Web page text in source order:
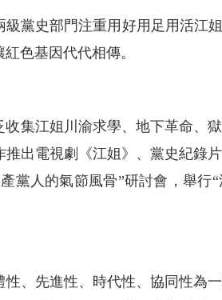
黨史部門注重用好用足用活江
色基因代代相傳。
收集江姐川渝求學、地下革命、
出電視劇《江姐》、黨史紀錄
黨人的氣節風骨”研討會，舉
性、先進性、時代性、協同性